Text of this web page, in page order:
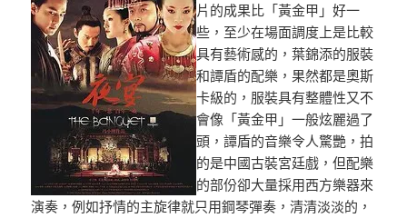
片的成果比「黃金甲」好一
些，至少在場面調度上是比較
具有藝術感的，葉錦添的服裝
和譚盾的配樂，果然都是奧斯
卡級的，服裝具有整體性又不
會像「黃金甲」一般炫麗過了
頭，譚盾的音樂令人驚艷，拍
的是中國古裝宮廷戲，但配樂
的部份卻大量採用西方樂器來
演奏，例如抒情的主旋律就只用鋼琴彈奏，清清淡淡的，